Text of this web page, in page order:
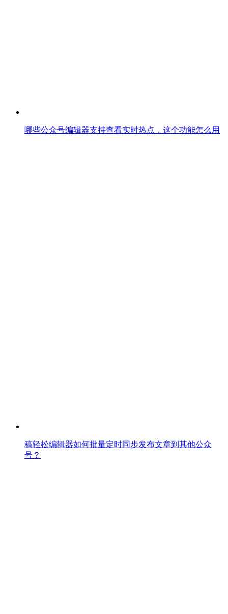
哪些公众号编辑器支持查看实时热点，这个功能怎么用
稿轻松编辑器如何批量定时同步发布文章到其他公众
号？